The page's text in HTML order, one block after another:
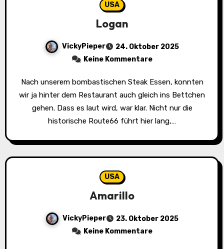
USA
Logan
VickyPieper
24. Oktober 2025
Keine Kommentare
Nach unserem bombastischen Steak Essen, konnten
wir ja hinter dem Restaurant auch gleich ins Bettchen
gehen. Dass es laut wird, war klar. Nicht nur die
historische Route66 führt hier lang,…
USA
Amarillo
VickyPieper
23. Oktober 2025
Keine Kommentare